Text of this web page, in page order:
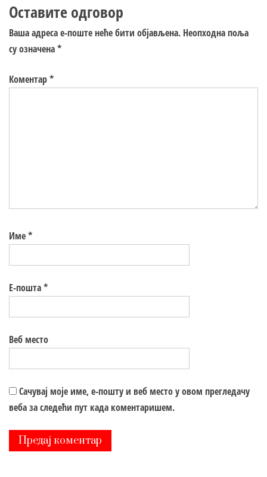
Оставите одговор
Ваша адреса е-поште неће бити објављена. Неопходна поља
су означена*
Коментар*
Име*
Е-пошта*
Веб место
Сачувај моје име, е-пошту и веб место у овом прегледачу
веба за следећи пут када коментаришем.